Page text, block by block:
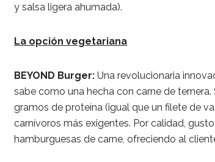
y salsa ligera ahumada).
La opción vegetariana
BEYOND Burger: Una revolucionaria
sabe como una hecha con carne de
gramos de proteína (igual que un filete de
carnívoros más exigentes. Por calidad,
hamburguesas de carne, ofreciendo al